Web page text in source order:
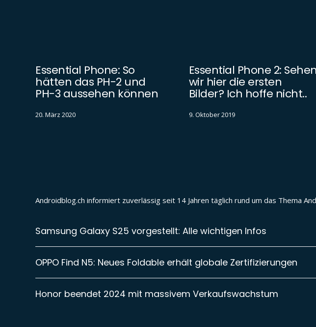
Essential Phone: So
hätten das PH-2 und
PH-3 aussehen können
20. März 2020
Essential Phone 2: Sehen
wir hier die ersten
Bilder? Ich hoffe nicht..
9. Oktober 2019
Androidblog.ch informiert zuverlässig seit 14 Jahren täglich rund um das Thema
Samsung Galaxy S25 vorgestellt: Alle wichtigen Infos
OPPO Find N5: Neues Foldable erhält globale Zertifizierungen
Honor beendet 2024 mit massivem Verkaufswachstum